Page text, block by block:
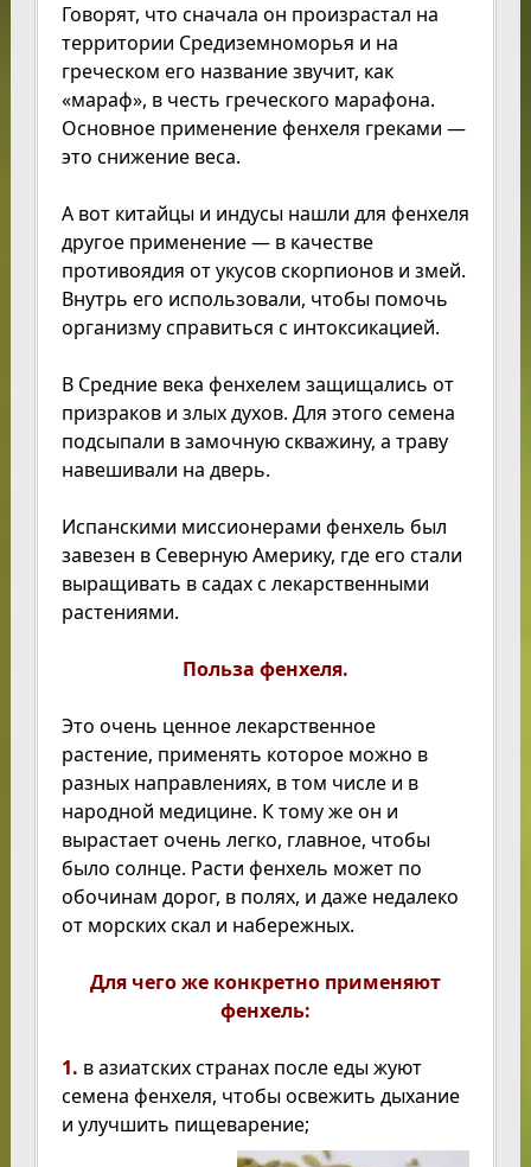
Говорят, что сначала он произрастал на
территории Средиземноморья и на
греческом его название звучит, как
«мараф», в честь греческого марафона.
Основное применение фенхеля греками —
это снижение веса.
А вот китайцы и индусы нашли для фенхеля
другое применение — в качестве
противоядия от укусов скорпионов и змей.
Внутрь его использовали, чтобы помочь
организму справиться с интоксикацией.
В Средние века фенхелем защищались от
призраков и злых духов. Для этого семена
подсыпали в замочную скважину, а траву
навешивали на дверь.
Испанскими миссионерами фенхель был
завезен в Северную Америку, где его стали
выращивать в садах с лекарственными
растениями.
Польза фенхеля.
Это очень ценное лекарственное
растение, применять которое можно в
разных направлениях, в том числе и в
народной медицине. К тому же он и
вырастает очень легко, главное, чтобы
было солнце. Расти фенхель может по
обочинам дорог, в полях, и даже недалеко
от морских скал и набережных.
Для чего же конкретно применяют
фенхель:
1. в азиатских странах после еды жуют
семена фенхеля, чтобы освежить дыхание
и улучшить пищеварение;